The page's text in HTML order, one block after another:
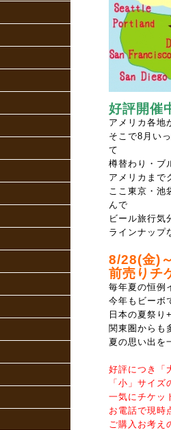
好評開催
アメリカ各地
そこで8月い
て
樽替わり・ブ
アメリカまで
ここ東京・池
んで
ビール旅行気
ラインナップ
8/28(金)
前売りチ
毎年夏の恒例
今年もビーボ
日本の夏祭り
関東圏からも
夏の思い出を
好評につき「
「小」サイ
一気にチケッ
お電話で現時
ご購入お考え